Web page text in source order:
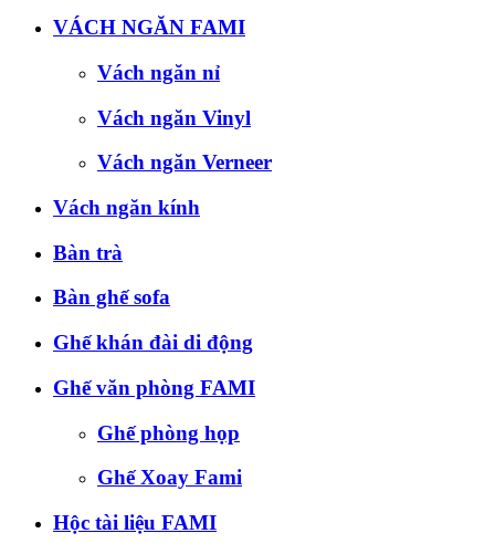
VÁCH NGĂN FAMI
Vách ngăn nỉ
Vách ngăn Vinyl
Vách ngăn Verneer
Vách ngăn kính
Bàn trà
Bàn ghế sofa
Ghế khán đài di động
Ghế văn phòng FAMI
Ghế phòng họp
Ghế Xoay Fami
Hộc tài liệu FAMI